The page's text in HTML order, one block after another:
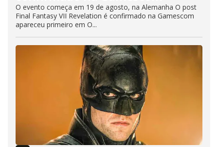
O evento começa em 19 de agosto, na Alemanha O post
Final Fantasy VII Revelation é confirmado na Gamescom
apareceu primeiro em O...